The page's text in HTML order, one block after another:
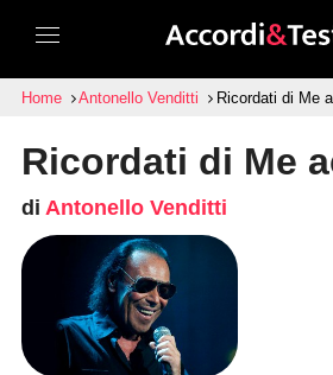
Home Antonello Venditti Ricordati di Me
Ricordati di Me
di Antonello Venditti